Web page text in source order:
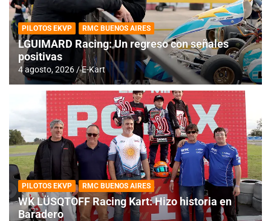
PILOTOS EKVP RMC BUENOS AIRES
LGUIMARD Racing: Un regreso con señales
positivas
4 agosto, 2026 E-Kart
PILOTOS EKVP RMC BUENOS AIRES
WK LÜSQTOFF Racing Kart: Hizo historia en
Baradero